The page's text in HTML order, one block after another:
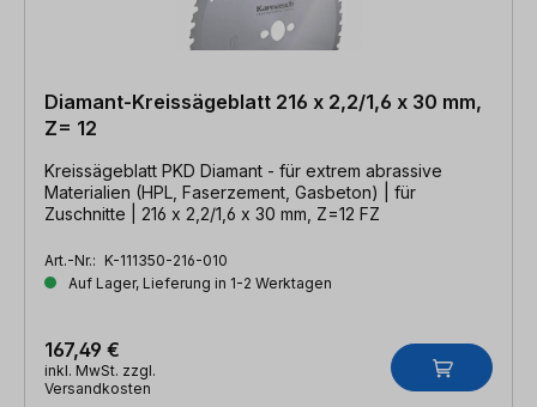
Diamant-Kreissägeblatt 216 x 2,2/1,6 x 30 mm,
Z= 12
Kreissägeblatt PKD Diamant - für extrem abrassive
Materialien (HPL, Faserzement, Gasbeton) | für
Zuschnitte | 216 x 2,2/1,6 x 30 mm, Z=12 FZ
Art.-Nr.: K-111350-216-010
Auf Lager, Lieferung in 1-2 Werktagen
167,49 €
inkl. MwSt. zzgl.
Versandkosten